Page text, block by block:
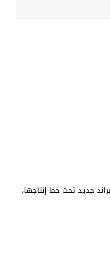
براند جديد تحت خط إنتاجها،